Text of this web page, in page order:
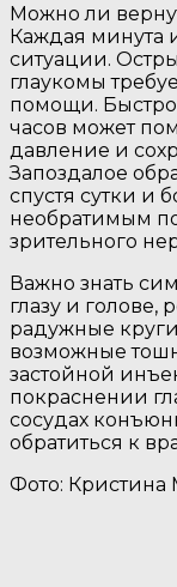
Можно ли
Каждая минута
ситуации.
глаукомы
помощи.
часов может
давление и
Запоздалое
спустя сутки и
необратимым
зрительного
Важно знать
глазу и голове,
радужные круги
возможные
застойной
покраснении
сосудах
обратиться к
Фото: Кристина